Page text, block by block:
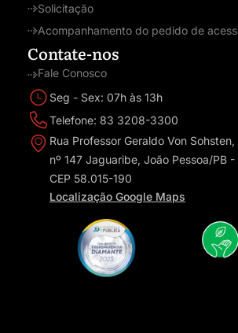
Solicitação
Acompanhamento do pedido de
Contate-nos
Fale Conosco
Seg - Sex: 07h às 13h
Telefone: 83 3208-3300
Rua Professor Geraldo Von Sohsten,
nº 147 Jaguaribe, João Pessoa/PB -
CEP 58.015-190
Localização Google Maps